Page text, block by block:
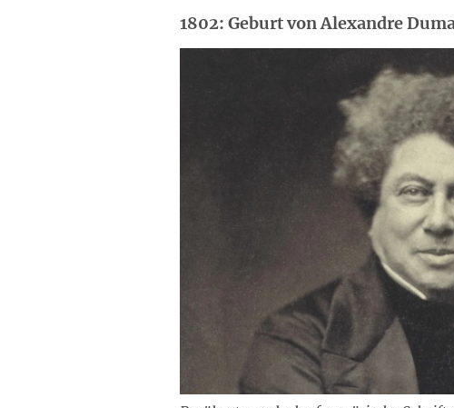
1802: Geburt von Alexandre